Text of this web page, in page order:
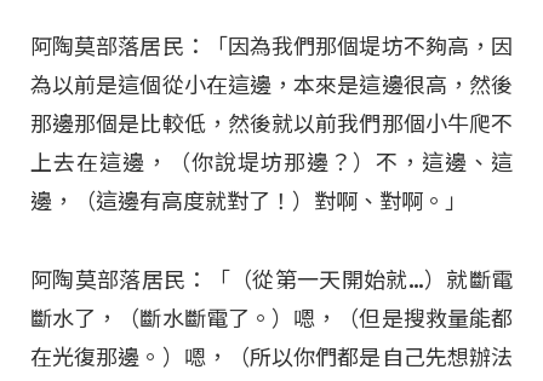
阿陶莫部落居民：「因為我們那個堤坊不夠高，因
為以前是這個從小在這邊，本來是這邊很高，然後
那邊那個是比較低，然後就以前我們那個小牛爬不
上去在這邊，（你說堤坊那邊？）不，這邊、這
邊，（這邊有高度就對了！）對啊、對啊。」
阿陶莫部落居民：「（從第一天開始就…）就斷電
斷水了，（斷水斷電了。）嗯，（但是搜救量能都
在光復那邊。）嗯，（所以你們都是自己先想辦法